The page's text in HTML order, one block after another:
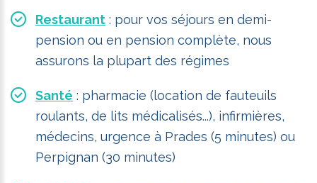
Restaurant : pour vos séjours en demi-
pension ou en pension complète, nous
assurons la plupart des régimes
Santé : pharmacie (location de fauteuils
roulants, de lits médicalisés...), infirmières,
médecins, urgence à Prades (5 minutes) ou
Perpignan (30 minutes)